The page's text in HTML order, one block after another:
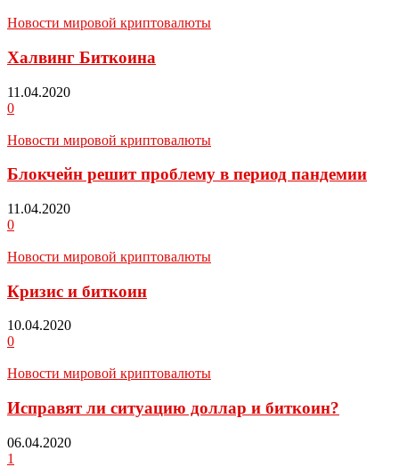
Новости мировой криптовалюты
Халвинг Биткоина
11.04.2020
0
Новости мировой криптовалюты
Блокчейн решит проблему в период пандемии
11.04.2020
0
Новости мировой криптовалюты
Кризис и биткоин
10.04.2020
0
Новости мировой криптовалюты
Исправят ли ситуацию доллар и биткоин?
06.04.2020
1